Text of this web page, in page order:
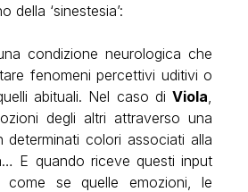
della ‘sinestesia’:
condizione neurologica che
fenomeni percettivi uditivi o
abituali. Nel caso di Viola
degli altri attraverso una
colori associati alla
E quando riceve questi input
se quelle emozioni, le